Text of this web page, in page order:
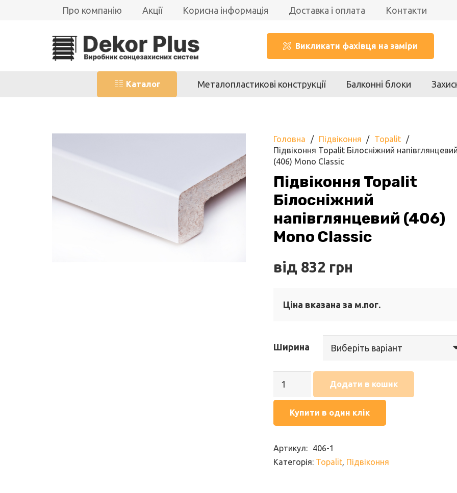
Про компанію Акції Корисна інформація Доставка і оплата Контакти
Викликати фахівця на заміри
Каталог Металопластикові конструкції Балконні блоки
Головна / Підвіконня / Topalit
/
Підвіконня Topalit Білосніжний напівглянцевий
(406) Mono Classic
Підвіконня Topalit
Білосніжний
напівглянцевий (406)
Mono Classic
від 832 грн
Ціна вказана за м.пог.
Ширина
напівглянцевий
Mono
Classic
Додати в кошик
Купити в один клік
Артикул:
406-1
Категорія: Topalit, Підвіконня